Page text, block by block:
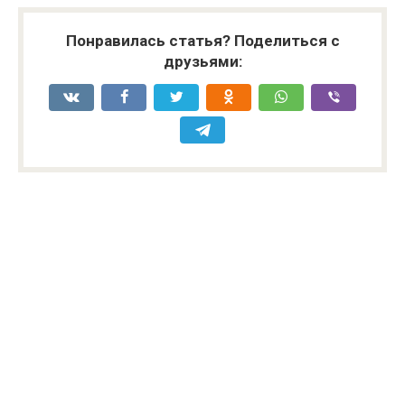
Понравилась статья? Поделиться с
друзьями: